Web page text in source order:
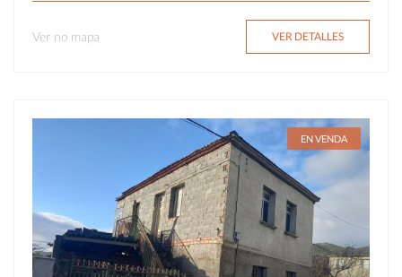
Ver no mapa VER DETALLES
EN VENDA